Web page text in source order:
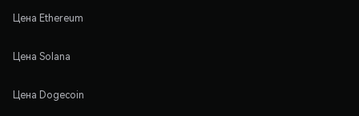
Цена Ethereum
Цена Solana
Цена Dogecoin